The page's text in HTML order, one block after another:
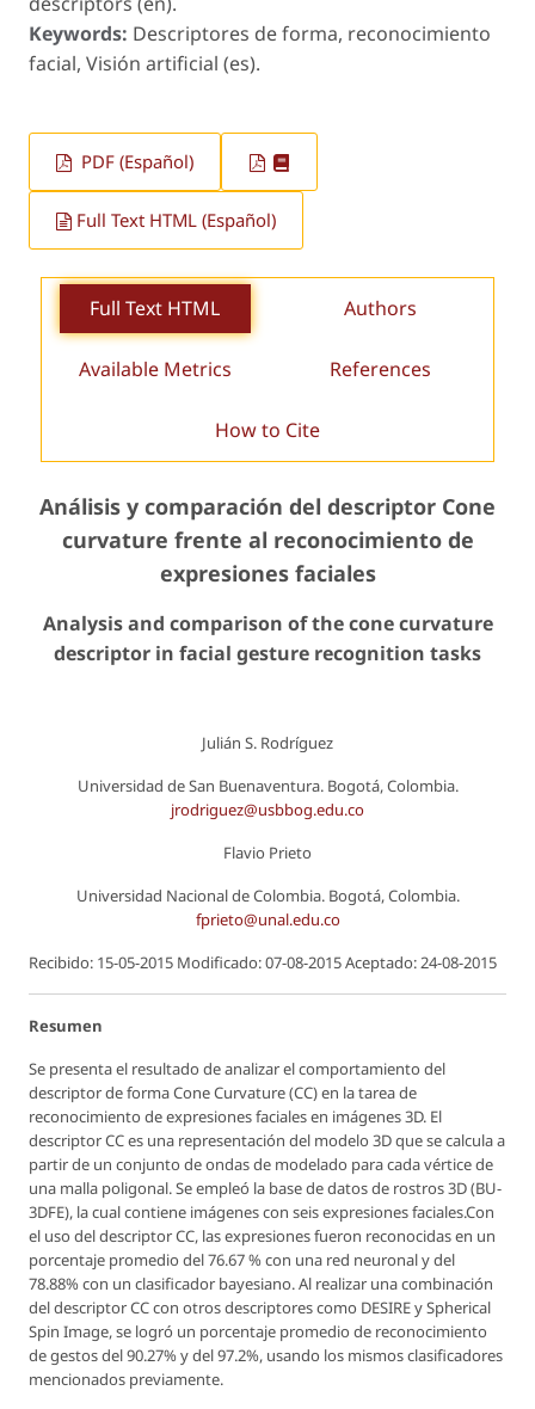
Keywords: Descriptores de forma, reconocimiento
facial, Visión artificial (es).
PDF (Español)
Full Text HTML (Español)
Full Text HTML Authors
Available Metrics References
How to Cite
Análisis y comparación del descriptor Cone
curvature frente al reconocimiento de
expresiones faciales
Analysis and comparison of the cone curvature
descriptor in facial gesture recognition tasks
Julián S. Rodríguez
Universidad de San Buenaventura. Bogotá, Colombia.
jrodriguez@usbbog.edu.co
Flavio Prieto
Universidad Nacional de Colombia. Bogotá, Colombia.
fprieto@unal.edu.co
Recibido: 15-05-2015 Modificado: 07-08-2015 Aceptado: 24-08-2015
Resumen
Se presenta el resultado de analizar el comportamiento del
descriptor de formaCone Curvature(CC) en la tarea de
reconocimiento de expresiones faciales en imágenes 3D. El
descriptor CC es una representación del modelo 3D que se calcula a
partir de un conjunto de ondas de modelado para cada vértice de
una malla poligonal. Se empleó la base de datos de rostros 3D (BU-
3DFE), la cual contiene imágenes con seis expresiones faciales.Con
el uso del descriptor CC, las expresiones fueron reconocidas en un
porcentaje promedio del 76.67 % con una red neuronal y del
78.88% con un clasificador bayesiano. Al realizar una combinación
del descriptor CC con otros descriptores como DESIRE y Spherical
Spin Image, se logró un porcentaje promedio de reconocimiento
de gestos del 90.27% y del 97.2%, usando los mismos clasificadores
mencionados previamente.